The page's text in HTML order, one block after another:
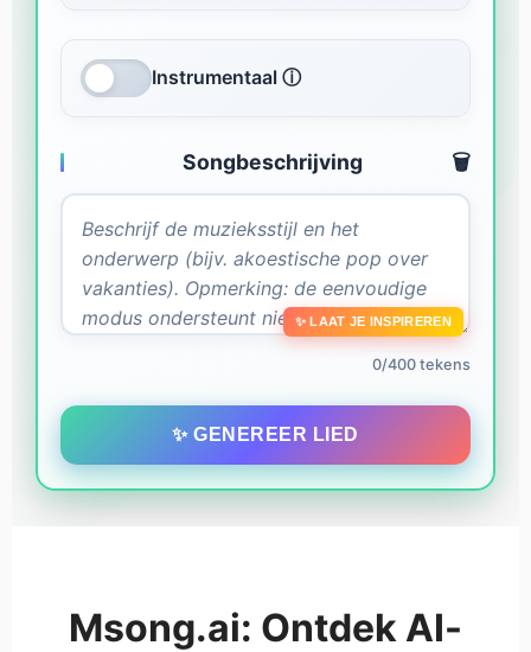
Instrumentaal ⓘ
Songbeschrijving 🗑️
✨ LAAT JE INSPIREREN
0/400 tekens
✨ GENEREER LIED
Msong.ai: Ontdek AI-